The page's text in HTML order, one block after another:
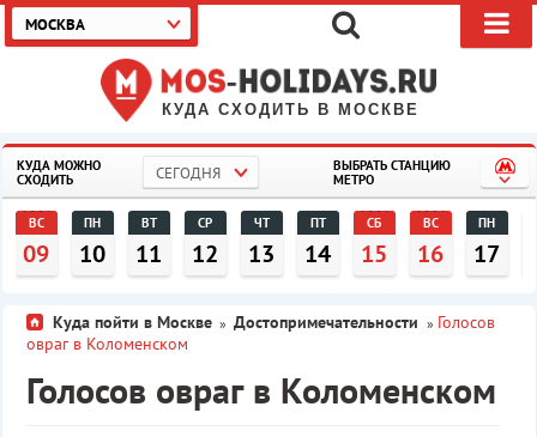
КУДА СХОДИТЬ В МОСКВЕ
МОСКВА
КУДА МОЖНО
СХОДИТЬ
СЕГОДНЯ
ВЫБРАТЬ СТАНЦИЮ
МЕТРО
ВС
09
ПН
10
ВТ
11
СР
12
ЧТ
13
ПТ
14
СБ
15
ВС
16
ПН
17
Куда пойти в Москве » Достопримечательности » Голосов
овраг в Коломенском
Голосов овраг в Коломенском